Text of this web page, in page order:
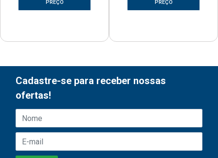
PREÇO PREÇO
Cadastre-se para receber nossas
ofertas!